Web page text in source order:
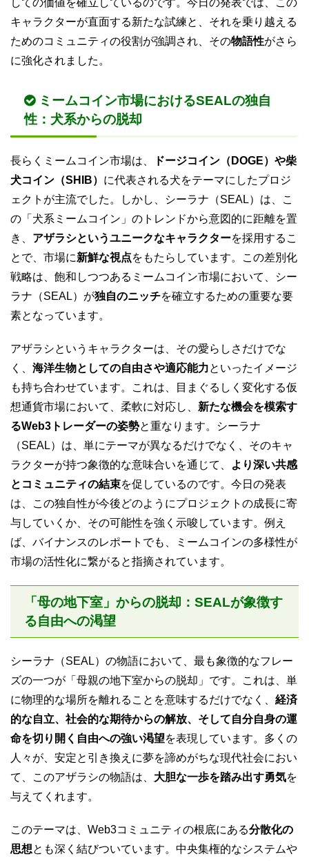
キャラクターが直面する新たな試練と、それを乗り越える
ためのコミュニティの役割が強調され、その物語性がさら
に強化されました。
ミームコイン市場におけるSEALの独自
性：犬系からの脱却
長らくミームコイン市場は、
ドージコイン（DOGE）や柴
犬コイン（SHIB） に代表される犬をテーマにしたプロジ
ェクトが主流でした。しかし、シーラナ（SEAL）は、こ
の「犬系ミームコイン」のトレンドから意図的に距離を置
き、 アザラシというユニークなキャラクターを採用するこ
とで、市場に新鮮な視点をもたらしています。この差別化
戦略は、飽和しつつあるミームコイン市場において、シー
ラナ（SEAL）が独自のニッチを確立するための重要な要
素となっています。
アザラシというキャラクターは、その愛らしさだけでな
く、 海洋生物としての自由さや適応能力といったイメージ
も持ち合わせています。これは、目まぐるしく変化する仮
想通貨市場において、柔軟に対応し、 新たな機会を模索す
るWeb3トレーダーの姿勢と重なります。シーラナ
（SEAL）は、単にテーマが異なるだけでなく、そのキャ
ラクターが持つ象徴的な意味合いを通じて、
より深い共感
とコミュニティの結束を促しているのです。今日の発表
は、この独自性が今後どのようにプロジェクトの成長に寄
与していくか、その可能性を強く示唆しています。例え
ば、バイナンスのレポートでも、ミームコインの多様性が
市場の活性化に繋がると指摘されています。
「母の地下室」からの脱却：SEALが象徴す
る自由への渇望
シーラナ（SEAL）の物語において、最も象徴的なフレー
ズの一つが「母親の地下室からの脱却」です。これは、単
に物理的な場所を離れることを意味するだけでなく、 経済
的な自立、社会的な期待からの解放、そして自分自身の運
命を切り開く自由への強い渇望を表現しています。多くの
人々が、安定と引き換えに夢を諦めがちな現代社会におい
て、このアザラシの物語は、 大胆な一歩を踏み出す勇気を
与えてくれます。
このテーマは、Web3コミュニティの根底にある分散化の
思想とも深く結びついています。中央集権的なシステムや